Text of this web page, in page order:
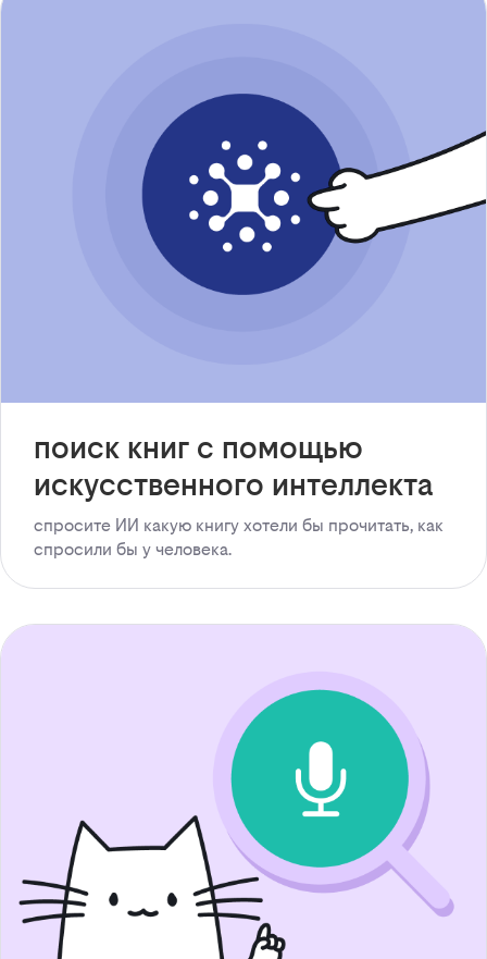
поиск книг с помощью
искусственного интеллекта
спросите ИИ какую книгу хотели бы прочитать, как
спросили бы у человека.